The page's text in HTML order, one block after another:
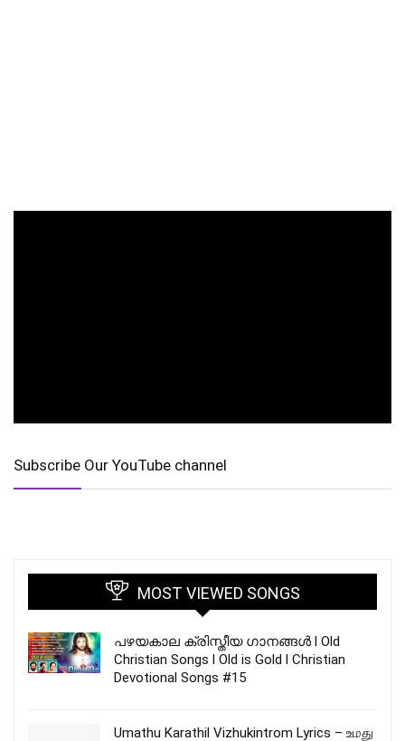
Subscribe Our YouTube channel
MOST VIEWED SONGS
പഴയകാല ക്രിസ്തീയ ഗാനങ്ങൾ l Old
Christian Songs l Old is Gold l Christian
Devotional Songs #15
Umathu Karathil Vizhukintrom Lyrics – உமது